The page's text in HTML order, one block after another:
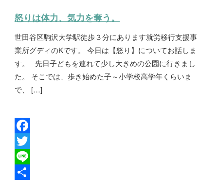
o
o
k
t
e
r
e
怒りは体力、気力を奪う。
世田谷区駒沢大学駅徒歩３分にあります就労移行支援事
業所グディのKです。 今日は【怒り】についてお話しま
す。 先日子どもを連れて少し大きめの公園に行きまし
た。 そこでは、歩き始めた子～小学校高学年くらいま
で、 […]
F
a
c
T
w
L